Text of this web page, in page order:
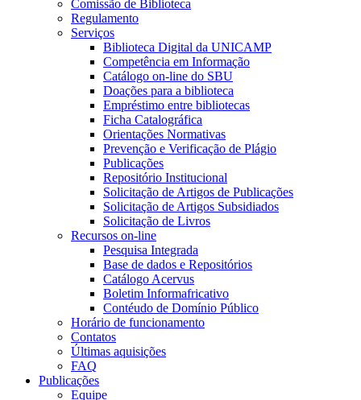
Comissão de Biblioteca
Regulamento
Serviços
Biblioteca Digital da UNICAMP
Competência em Informação
Catálogo on-line do SBU
Doações para a biblioteca
Empréstimo entre bibliotecas
Ficha Catalográfica
Orientações Normativas
Prevenção e Verificação de Plágio
Publicações
Repositório Institucional
Solicitação de Artigos de Publicações
Solicitação de Artigos Subsidiados
Solicitação de Livros
Recursos on-line
Pesquisa Integrada
Base de dados e Repositórios
Catálogo Acervus
Boletim Informafricativo
Contéudo de Domínio Público
Horário de funcionamento
Contatos
Últimas aquisições
FAQ
Publicações
Equipe